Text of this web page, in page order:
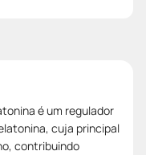
é um regulador
cuja principal
contribuindo